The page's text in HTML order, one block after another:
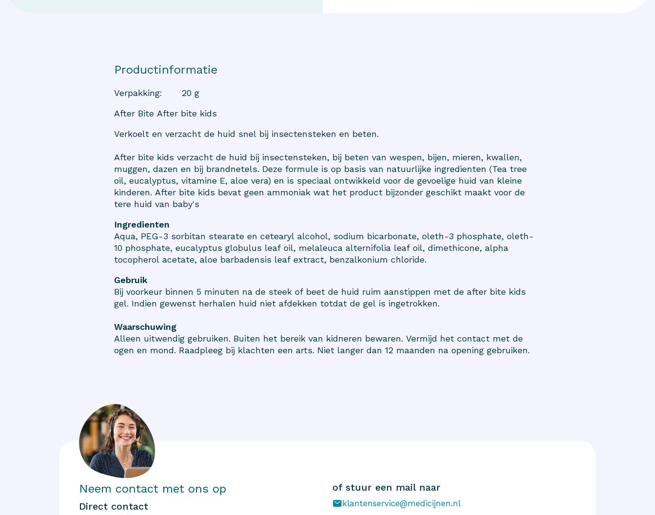
Productinformatie
Verpakking:
20 g
After Bite After bite kids
Verkoelt en verzacht de huid snel bij insectensteken en beten.
After bite kids verzacht de huid bij insectensteken, bij beten van wespen, bijen, mieren, kwallen,
muggen, dazen en bij brandnetels. Deze formule is op basis van natuurlijke ingredienten (Tea tree
oil, eucalyptus, vitamine E, aloe vera) en is speciaal ontwikkeld voor de gevoelige huid van kleine
kinderen. After bite kids bevat geen ammoniak wat het product bijzonder geschikt maakt voor de
tere huid van baby's
Ingredienten
Aqua, PEG-3 sorbitan stearate en cetearyl alcohol, sodium bicarbonate, oleth-3 phosphate, oleth-
10 phosphate, eucalyptus globulus leaf oil, melaleuca alternifolia leaf oil, dimethicone, alpha
tocopherol acetate, aloe barbadensis leaf extract, benzalkonium chloride.
Gebruik
Bij voorkeur binnen 5 minuten na de steek of beet de huid ruim aanstippen met de after bite kids
gel. Indien gewenst herhalen huid niet afdekken totdat de gel is ingetrokken.
Waarschuwing
Alleen uitwendig gebruiken. Buiten het bereik van kidneren bewaren. Vermijd het contact met de
ogen en mond. Raadpleeg bij klachten een arts. Niet langer dan 12 maanden na opening gebruiken.
Neem contact met ons op
Direct contact
of stuur een mail naar
klantenservice@medicijnen.nl